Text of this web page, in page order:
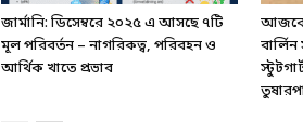
জার্মানি: ডিসেম্বরে ২০২৫ এ আসছে ৭টি
মূল পরিবর্তন – নাগরিকত্ব, পরিবহন ও
আর্থিক খাতে প্রভাব